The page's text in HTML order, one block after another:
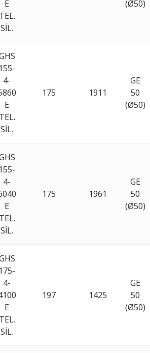
E
TEL.
SİL.
(Ø50)
155-
4-
E
TEL.
SİL.
175 1911
GE
50
(Ø50)
155-
4-
E
TEL.
SİL.
175 1961
GE
50
(Ø50)
175-
4-
E
TEL.
SİL.
197 1425
GE
50
(Ø50)